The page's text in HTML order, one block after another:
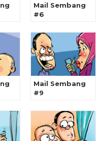
Mail Sembang
#6
Mail Sembang
#9